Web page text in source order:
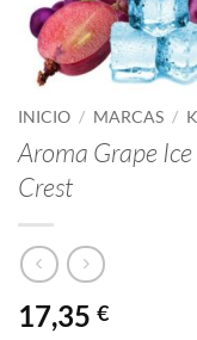
INICIO / MARCAS /
Aroma Grape
Crest
17,35 €